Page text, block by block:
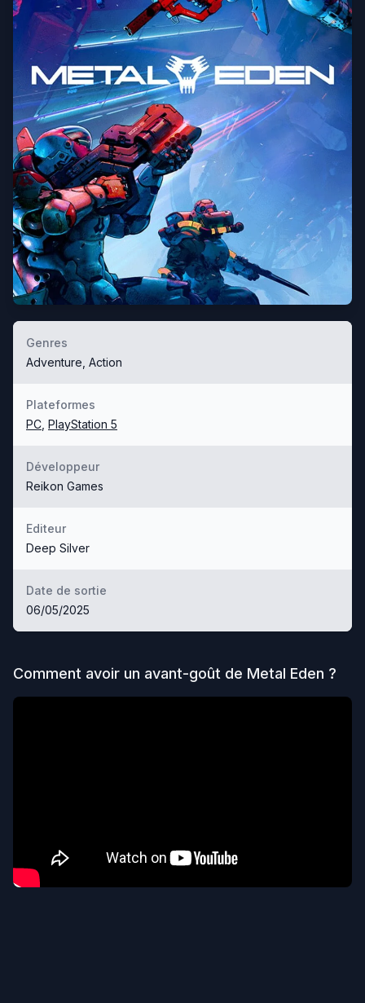
Genres
Adventure, Action
Plateformes
PC PlayStation 5
Développeur
Reikon Games
Editeur
Deep Silver
Date de sortie
06/05/2025
Comment avoir un avant-goût de Metal Eden ?